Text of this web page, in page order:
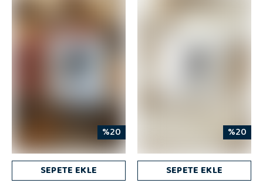
%20
SEPETE EKLE
%20
SEPETE EKLE